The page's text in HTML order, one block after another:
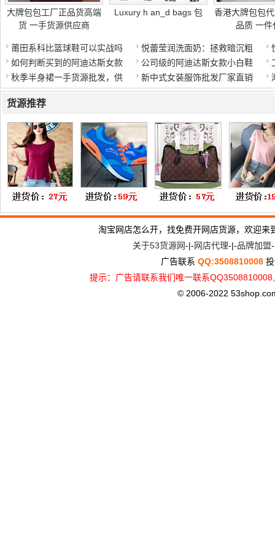
大牌包包工厂正品货高端
货 一手货源供应商
Luxury h an_d bags 包
香港大牌包包
品质 一件
莆田系科比篮球鞋可以实战吗 悦蕾莹润洗面奶：拯救暗沉粗
如何判断买到的阿迪达斯女款
公司级的阿迪达斯女款小白鞋
秋季半身裙一手货源批发，供
新中式女装服饰批发厂家直销
货源推荐
淘宝网店怎么开，找免费开网店货源，欢迎
关于53货源网-|-网店代理-|-品牌加盟
广告联系 QQ:3508810008
提示：广告请联系我们唯一联系
© 2006-2022